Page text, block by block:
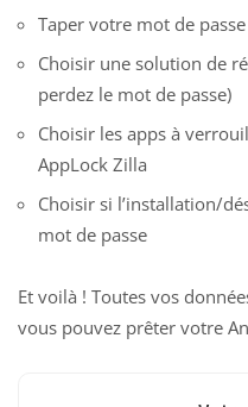
Taper votre mot de
Choisir une solution de
perdez le mot de passe)
Choisir les apps à
AppLock Zilla
Choisir si l’installation/
mot de passe
Et voilà ! Toutes vos
vous pouvez prêter votre